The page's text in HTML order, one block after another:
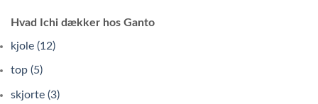
Hvad Ichi dækker hos Ganto
kjole (12)
top (5)
skjorte (3)